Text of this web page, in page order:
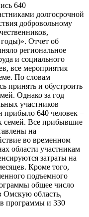
640
долгосрочной
добровольному
Отчет об
региональное
и социального
все мероприятия
По словам
принять и обустроить
Однако за год
участников
прибыло 640 человек –
семей. Все прибывшие
на
во временном
области участникам
затраты на
Кроме того,
подъемного
общее число
Омскую область,
программы и 330